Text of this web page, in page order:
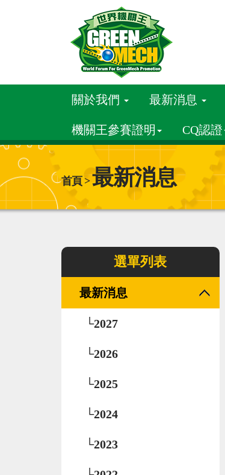
關於我們 最新消息
機關王參賽證明 CQ認證
首頁 >最新消息
選單列表
最新消息
└2027
└2026
└2025
└2024
└2023